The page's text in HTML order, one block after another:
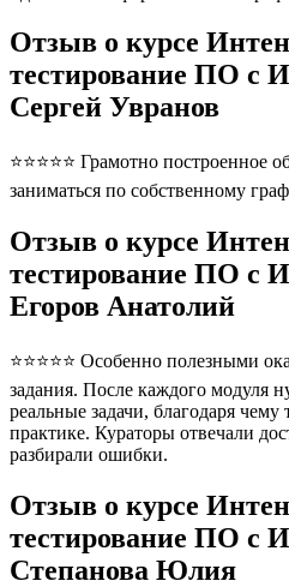
Отзыв о курсе
тестирование ПО с
Сергей Увранов
⭐⭐⭐⭐⭐ Грамотно построенное
заниматься по собственному
Отзыв о курсе
тестирование ПО с
Егоров Анатолий
⭐⭐⭐⭐⭐ Особенно полезными
задания. После каждого модуля
реальные задачи, благодаря чему
практике. Кураторы отвечали
разбирали ошибки.
Отзыв о курсе
тестирование ПО с
Степанова Юлия